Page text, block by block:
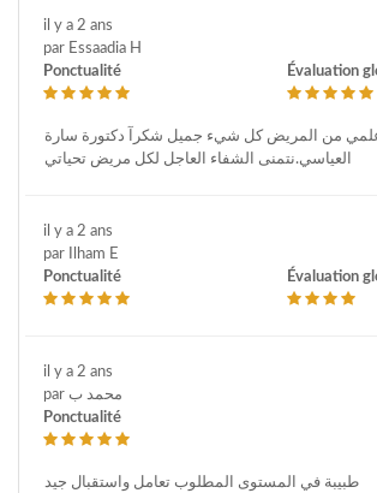
il y a 2 ans
par Essaadia H
Ponctualité
Évaluation
من المريض كل شيء جميل شكرآ دكتورة سارة
العياسي.نتمنى الشفاء العاجل لكل مريض تحياتي
il y a 2 ans
par Ilham E
Ponctualité
Évaluation
il y a 2 ans
par محمد ب
Ponctualité
طبيبة في المستوى المطلوب تعامل واستقبال جيد